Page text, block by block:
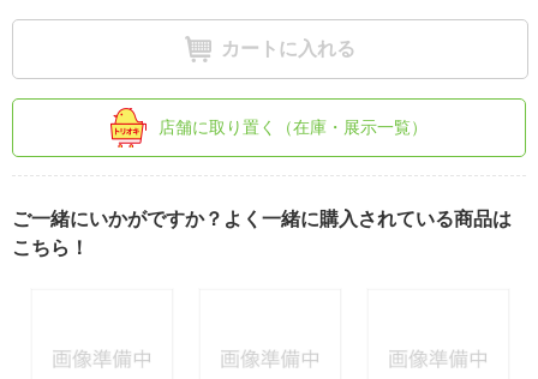
カートに入れる
店舗に取り置く（在庫・展示一覧）
ご一緒にいかがですか？よく一緒に購入されている商品は
こちら！